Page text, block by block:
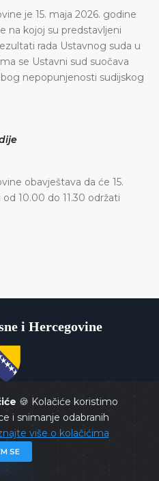
🍪 Kolačiće koristimo
i snimanje odabranih
više o kolačićima
SE
je 15. maja 2026. godine
na kojoj su predstavljeni
rada Ustavnog suda u
se Ustavni sud suočava
nepopunjenosti sudijskog
obavještava da će 15.
10.00 do 11.30 održati
i Hercegovine
sud BiH Sva prava zadržana.